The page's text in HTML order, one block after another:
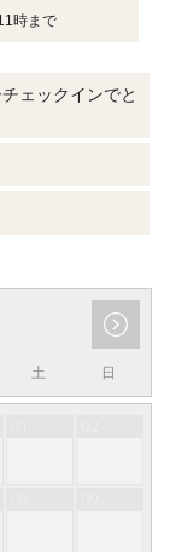
時まで
ェックインでと
土 日